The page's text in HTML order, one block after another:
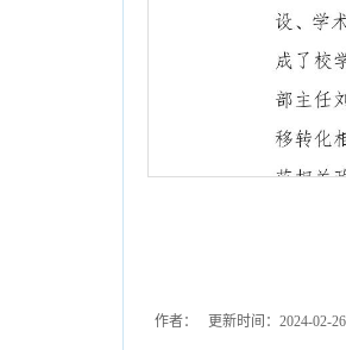
作者： 更新时间：2024-02-